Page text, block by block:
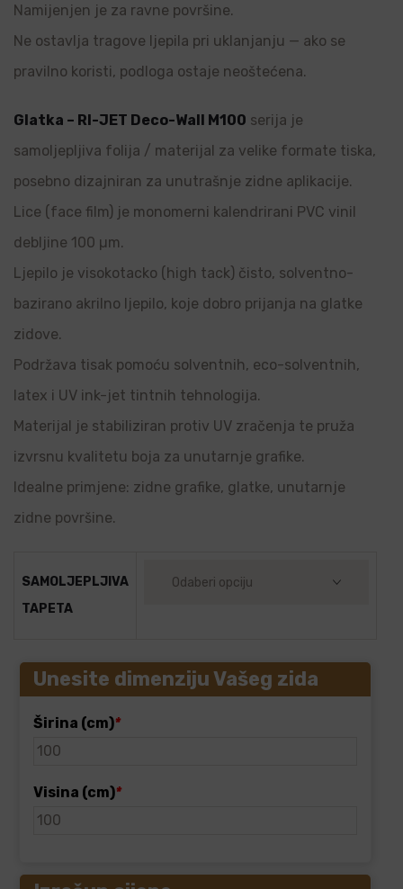
Namijenjen je za ravne površine.
Ne ostavlja tragove ljepila pri uklanjanju — ako se
pravilno koristi, podloga ostaje neoštećena.
Glatka – RI-JET Deco-Wall M100 serija je
samoljepljiva folija / materijal za velike formate tiska,
posebno dizajniran za unutrašnje zidne aplikacije.
Lice (face film) je monomerni kalendrirani PVC vinil
debljine 100 µm.
Ljepilo je visokotacko (high tack) čisto, solventno-
bazirano akrilno ljepilo, koje dobro prijanja na glatke
zidove.
Podržava tisak pomoću solventnih, eco-solventnih,
latex i UV ink-jet tintnih tehnologija.
Materijal je stabiliziran protiv UV zračenja te pruža
izvrsnu kvalitetu boja za unutarnje grafike.
Idealne primjene: zidne grafike, glatke, unutarnje
zidne površine.
SAMOLJEPLJIVA
TAPETA
Unesite dimenziju Vašeg zida
Širina (cm)*
Visina (cm)*